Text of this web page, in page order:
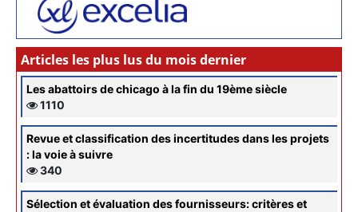
Articles les plus lus du mois dernier
Les abattoirs de chicago à la fin du 19ème siècle
1110
Revue et classification des incertitudes dans les projets
: la voie à suivre
340
Sélection et évaluation des fournisseurs: critères et